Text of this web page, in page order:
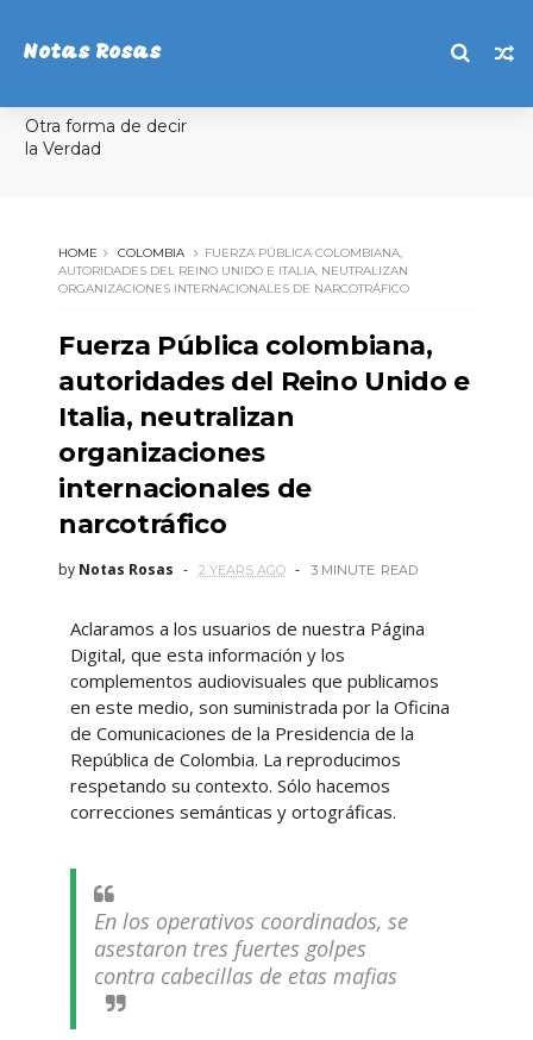
Notas Rosas
Otra forma de decir
la Verdad
HOME COLOMBIA
FUERZA PÚBLICA COLOMBIANA,
AUTORIDADES DEL REINO UNIDO E ITALIA, NEUTRALIZAN
ORGANIZACIONES INTERNACIONALES DE NARCOTRÁFICO
Fuerza Pública colombiana,
autoridades del Reino Unido e
Italia, neutralizan
organizaciones
internacionales de
narcotráfico
by Notas Rosas 2 YEARS AGO 3 MINUTE READ
Aclaramos a los usuarios de nuestra Página
Digital, que esta información y los
complementos audiovisuales que publicamos
en este medio, son suministrada por la Oficina
de Comunicaciones de la Presidencia de la
República de Colombia. La reproducimos
respetando su contexto. Sólo hacemos
correcciones semánticas y ortográficas.
En los operativos coordinados, se
asestaron tres fuertes golpes
contra cabecillas de etas mafias